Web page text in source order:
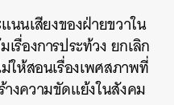
นนเสียงของฝ่ายขวาใน
รื่องการประท้วง ยกเลิก
ม่ให้สอนเรื่องเพศสภาพที่
งความขัดแย้งในสังคม